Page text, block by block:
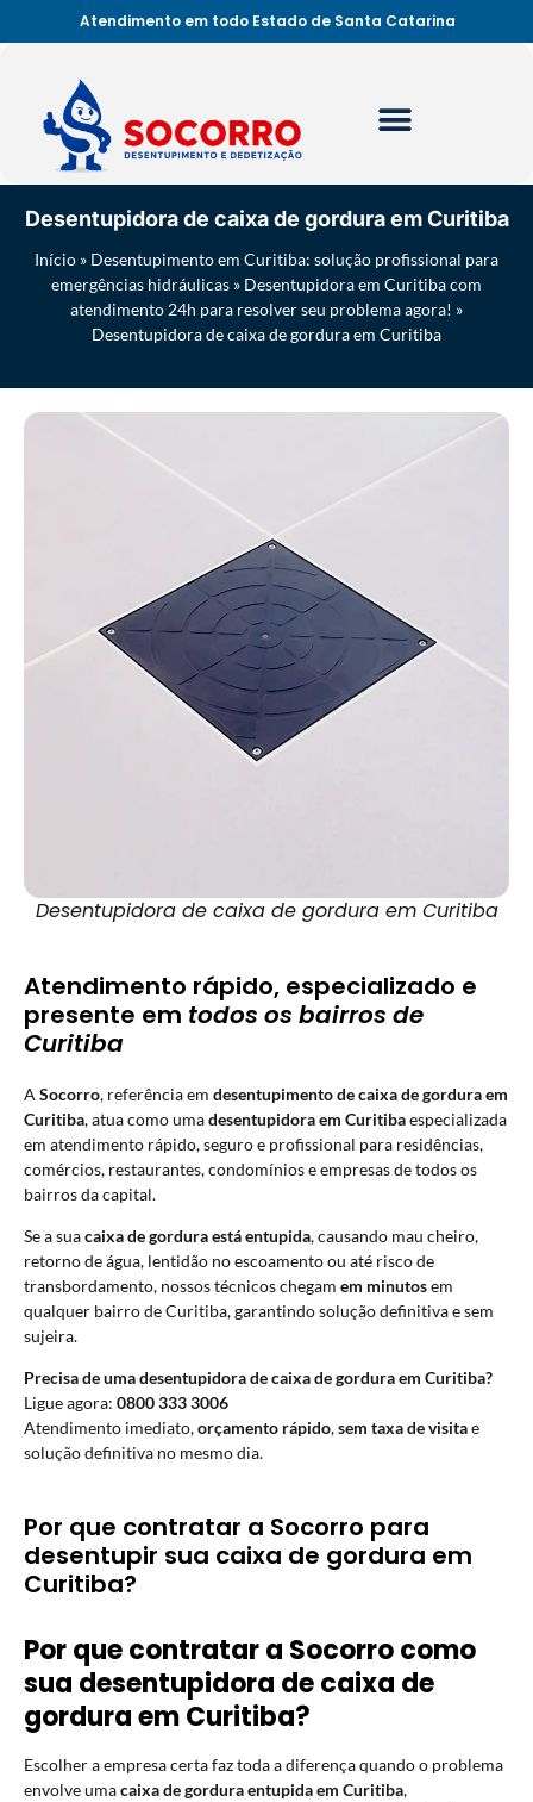
Atendimento em todo Estado de Santa Catarina
Desentupidora de caixa de gordura em Curitiba
Início » Desentupimento em Curitiba: solução profissional para
emergências hidráulicas » Desentupidora em Curitiba com
atendimento 24h para resolver seu problema agora! »
Desentupidora de caixa de gordura em Curitiba
Desentupidora de caixa de gordura em Curitiba
Atendimento rápido, especializado e
presente em todos os bairros de
Curitiba
A Socorro, referência em desentupimento de caixa de gordura em
Curitiba, atua como umadesentupidora em Curitibaespecializada
em atendimento rápido, seguro e profissional para residências,
comércios, restaurantes, condomínios e empresas de todos os
bairros da capital.
Se a suacaixa de gordura está entupida, causando mau cheiro,
retorno de água, lentidão no escoamento ou até risco de
transbordamento, nossos técnicos chegam em minutosem
qualquer bairro de Curitiba, garantindo solução definitiva e sem
sujeira.
Precisa de uma desentupidora de caixa de gordura em Curitiba?
Ligue agora: 0800 333 3006
Atendimento imediato,orçamento rápido,sem taxa de visitae
solução definitiva no mesmo dia.
Por que contratar a Socorro para
desentupir sua caixa de gordura em
Curitiba?
Por que contratar a Socorro como
sua desentupidora de caixa de
gordura em Curitiba?
Escolher a empresa certa faz toda a diferença quando o problema
envolve umacaixa de gordura entupida em Curitiba,